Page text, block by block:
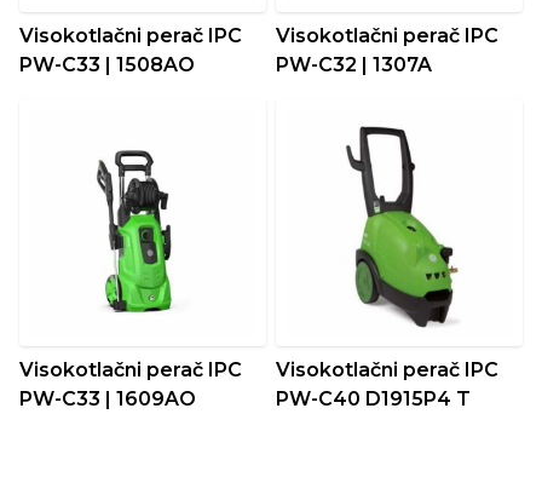
Visokotlačni perač IPC
PW-C33 | 1508AO
Visokotlačni perač IPC
PW-C32 | 1307A
Visokotlačni perač IPC
PW-C33 | 1609AO
Visokotlačni perač IPC
PW-C40 D1915P4 T